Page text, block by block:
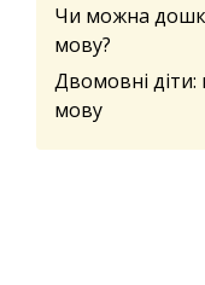
Чи можна
мову?
Двомовні діти:
мову